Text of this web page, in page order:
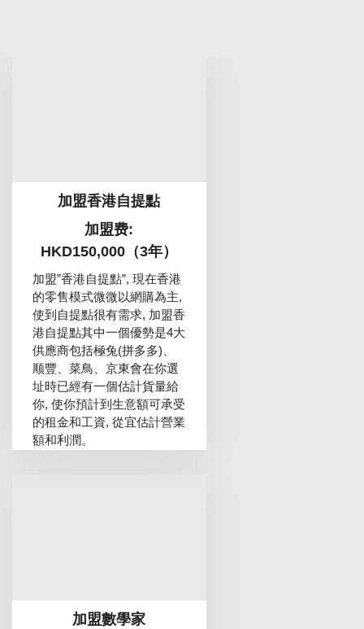
加盟香港自提點
加盟费:
HKD150,000（3年）
加盟”香港自提點”, 現在香港
的零售模式微微以網購為主,
使到自提點很有需求, 加盟香
港自提點其中一個優勢是4大
供應商包括極兔(拼多多)、
顺豐、菜鳥、京東會在你選
址時已經有一個估計貨量給
你, 使你預計到生意額可承受
的租金和工資, 從宜估計營業
額和利潤。
加盟數學家